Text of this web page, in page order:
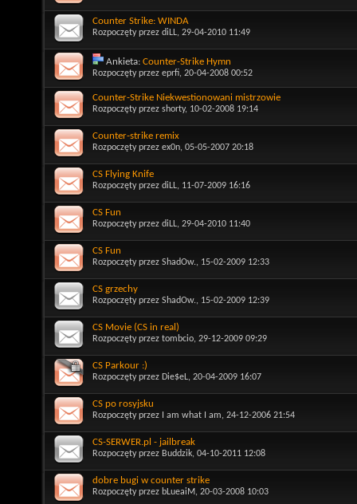
Counter Strike: WINDA
Rozpoczęty przez diLL, 29-04-2010 11:49
Ankieta: Counter-Strike Hymn
Rozpoczęty przez eprfi, 20-04-2008 00:52
Counter-Strike Niekwestionowani mistrzowie
Rozpoczęty przez shorty, 10-02-2008 19:14
Counter-strike remix
Rozpoczęty przez ex0n, 05-05-2007 20:18
CS Flying Knife
Rozpoczęty przez diLL, 11-07-2009 16:16
CS Fun
Rozpoczęty przez diLL, 29-04-2010 11:40
CS Fun
Rozpoczęty przez ShadOw., 15-02-2009 12:33
CS grzechy
Rozpoczęty przez ShadOw., 15-02-2009 12:39
CS Movie (CS in real)
Rozpoczęty przez tombcio, 29-12-2009 09:29
CS Parkour :)
Rozpoczęty przez Die$eL, 20-04-2009 16:07
CS po rosyjsku
Rozpoczęty przez I am what I am, 24-12-2006 21:54
CS-SERWER.pl - jailbreak
Rozpoczęty przez Buddzik, 04-10-2011 12:08
dobre bugi w counter strike
Rozpoczęty przez bLueaiM, 20-03-2008 10:03